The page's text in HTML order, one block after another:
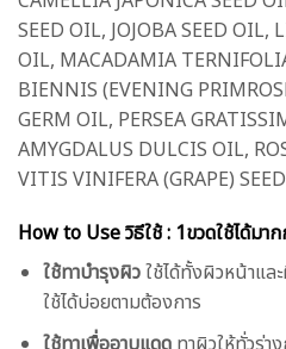
SEED OIL, JOJOBA SEED
OIL, MACADAMIA
BIENNIS (EVENING
GERM OIL, PERSEA
AMYGDALUS DULCIS OIL,
VITIS VINIFERA (GRAPE)
How to Use วิธีใช้ : 1ขวดใช้ได้มาก
ใช้ทาบำรุงผิวใช้ได้ทั้งผิวหน้าแล
ใช้ได้บ่อยตามต้องการ